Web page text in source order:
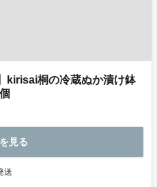
kirisai桐の冷蔵ぬか漬け鉢
見る
送